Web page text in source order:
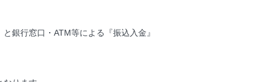
銀行窓口・ATM等による『振込入金』